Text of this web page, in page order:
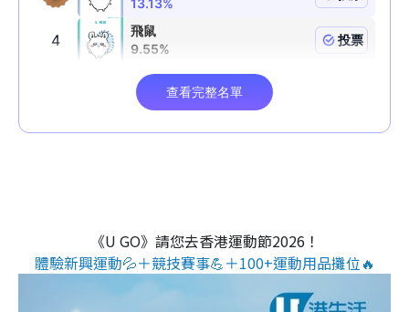
《U GO》請您去香港運動節2026！
體驗新興運動💦＋競技賽事💪＋100+運動用品攤位🔥